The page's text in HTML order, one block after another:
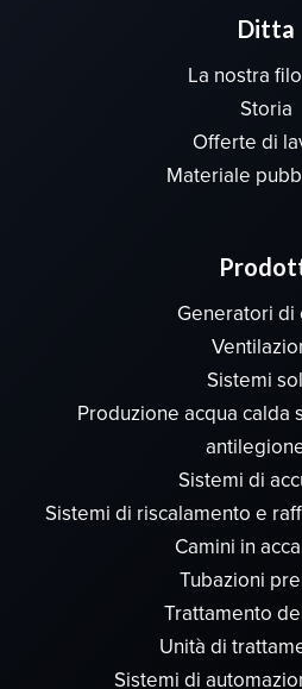
Ditta
La nostra
Storia
Offerte di
Materiale
Generatori di
Sistemi
Produzione acqua calda
Sistemi di
Sistemi di riscalamento e
Camini in
Tubazioni
Trattamento
Unità di
Sistemi di